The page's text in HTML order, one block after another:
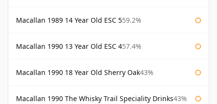
Macallan 1989 14 Year Old ESC 559.2%
Macallan 1990 13 Year Old ESC 457.4%
Macallan 1990 18 Year Old Sherry Oak43%
Macallan 1990 The Whisky Trail Speciality Drinks43%